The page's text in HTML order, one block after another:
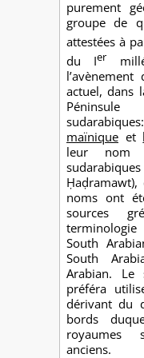
purement
groupe de
attestées à
du Ier
actuel, dans
maïnique et
leur nom
noms ont
sources
South
South
Arabian. Le
préféra
dérivant du
bords
royaumes
anciens.